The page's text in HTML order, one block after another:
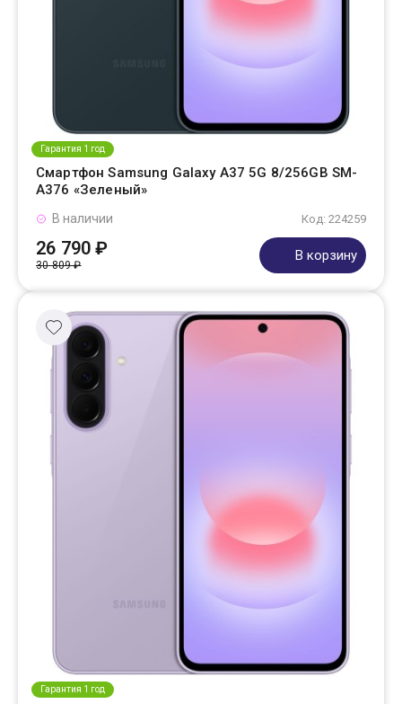
Гарантия 1 год
Смартфон Samsung Galaxy A37 5G 8/256GB SM-
A376 «Зеленый»
Код: 224259
В наличии
26 790 ₽
30 809 ₽
В корзину
Гарантия 1 год